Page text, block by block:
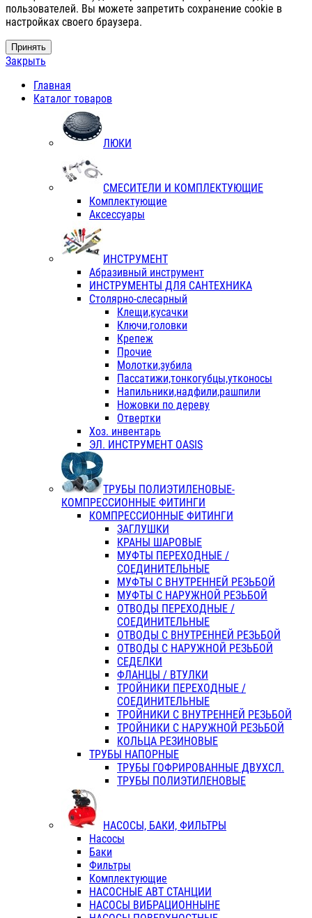
пользователей. Вы можете запретить сохранение cookie в
настройках своего браузера.
Принять
Закрыть
Главная
Каталог товаров
ЛЮКИ
СМЕСИТЕЛИ И КОМПЛЕКТУЮЩИЕ
Комплектующие
Аксессуары
ИНСТРУМЕНТ
Абразивный инструмент
ИНСТРУМЕНТЫ ДЛЯ САНТЕХНИКА
Столярно-слесарный
Клещи,кусачки
Ключи,головки
Крепеж
Прочие
Молотки,зубила
Пассатижи,тонкогубцы,утконосы
Напильники,надфили,рашпили
Ножовки по дереву
Отвертки
Хоз. инвентарь
ЭЛ. ИНСТРУМЕНТ OASIS
ТРУБЫ ПОЛИЭТИЛЕНОВЫЕ-
КОМПРЕССИОННЫЕ ФИТИНГИ
КОМПРЕССИОННЫЕ ФИТИНГИ
ЗАГЛУШКИ
КРАНЫ ШАРОВЫЕ
МУФТЫ ПЕРЕХОДНЫЕ /
СОЕДИНИТЕЛЬНЫЕ
МУФТЫ С ВНУТРЕННЕЙ РЕЗЬБОЙ
МУФТЫ С НАРУЖНОЙ РЕЗЬБОЙ
ОТВОДЫ ПЕРЕХОДНЫЕ /
СОЕДИНИТЕЛЬНЫЕ
ОТВОДЫ С ВНУТРЕННЕЙ РЕЗЬБОЙ
ОТВОДЫ С НАРУЖНОЙ РЕЗЬБОЙ
СЕДЕЛКИ
ФЛАНЦЫ / ВТУЛКИ
ТРОЙНИКИ ПЕРЕХОДНЫЕ /
СОЕДИНИТЕЛЬНЫЕ
ТРОЙНИКИ С ВНУТРЕННЕЙ РЕЗЬБОЙ
ТРОЙНИКИ С НАРУЖНОЙ РЕЗЬБОЙ
КОЛЬЦА РЕЗИНОВЫЕ
ТРУБЫ НАПОРНЫЕ
ТРУБЫ ГОФРИРОВАННЫЕ ДВУХСЛ.
ТРУБЫ ПОЛИЭТИЛЕНОВЫЕ
НАСОСЫ, БАКИ, ФИЛЬТРЫ
Насосы
Баки
Фильтры
Комплектующие
НАСОСНЫЕ АВТ СТАНЦИИ
НАСОСЫ ВИБРАЦИОННЫНЕ